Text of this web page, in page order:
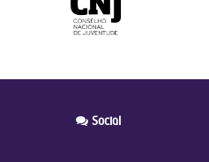
Social